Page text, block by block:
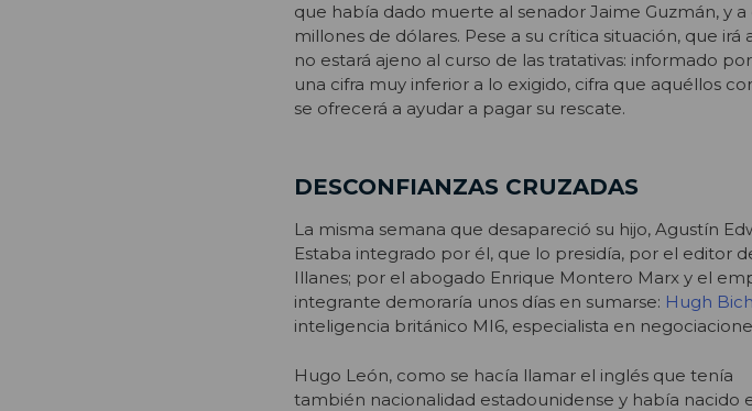
que había dado muerte al senador Jaime Guzmán, y
millones de dólares. Pese a su crítica situación, que
no estará ajeno al curso de las tratativas: informado
una cifra muy inferior a lo exigido, cifra que aquéllos
se ofrecerá a ayudar a pagar su rescate.
DESCONFIANZAS CRUZADAS
La misma semana que desapareció su hijo, Agustín
Estaba integrado por él, que lo presidía, por el editor
Illanes; por el abogado Enrique Montero Marx y el
integrante demoraría unos días en sumarse: Hugh
inteligencia británico MI6, especialista en
Hugo León, como se hacía llamar el inglés que tenía
también nacionalidad estadounidense y había nacido